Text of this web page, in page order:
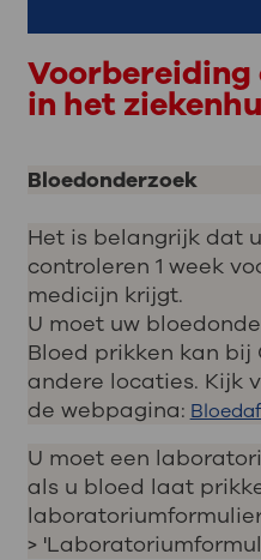
in het
Bloedonderzoek
Het is belangrijk dat
controleren 1 week
medicijn krijgt.
U moet uw
Bloed prikken kan bij
andere locaties. Kijk
de webpagina:
U moet een
als u bloed laat
>